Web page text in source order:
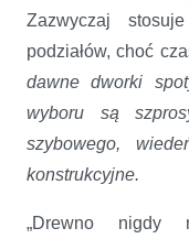
Zazwyczaj
podziałów, choć
dawne dworki
wyboru są
szybowego,
konstrukcyjne.
„Drewno